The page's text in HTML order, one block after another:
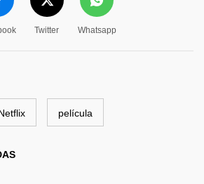
Twitter Whatsapp
película